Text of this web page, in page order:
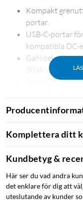
Kompakt
portar.
USB-C-portar
kompatibla DC-
GaN-teknik
30 W i ett
Stilren design
Samlar
Perfekt för
vardagsytor.
Mer effekt i
GaN-tekniken bidrar
strömförsörjning upp
Komplettera ditt
Kundbetyg &
Här ser du vad andra
det enklare för dig att
uteslutande av kunder